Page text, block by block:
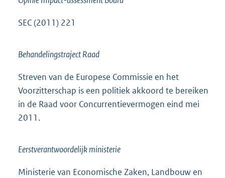
SEC (2011) 221
Behandelingstraject Raad
Streven van de Europese Commissie en het
Voorzitterschap is een politiek akkoord te bereiken
in de Raad voor Concurrentievermogen eind mei
2011.
Eerstverantwoordelijk ministerie
Ministerie van Economische Zaken, Landbouw en